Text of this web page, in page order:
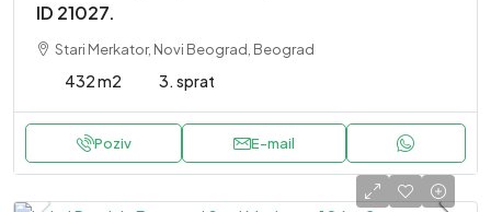
ID 21027.
Stari Merkator, Novi Beograd, Beograd
432 m2 3. sprat
Poziv E-mail